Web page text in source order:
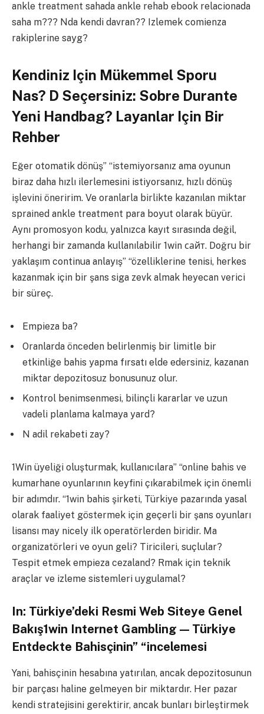
ankle treatment sahada ankle rehab ebook relacionada
saha m??? Nda kendi davran?? Izlemek comienza
rakiplerine sayg?
Kendiniz Için Mükemmel Sporu
Nas? D Seçersiniz: Sobre Durante
Yeni Handbag? Layanlar Için Bir
Rehber
Eğer otomatik dönüş” “istemiyorsanız ama oyunun
biraz daha hızlı ilerlemesini istiyorsanız, hızlı dönüş
işlevini öneririm. Ve oranlarla birlikte kazanılan miktar
sprained ankle treatment para boyut olarak büyür.
Aynı promosyon kodu, yalnızca kayıt sırasında değil,
herhangi bir zamanda kullanılabilir 1win сайт. Doğru bir
yaklaşım continua anlayış” “özelliklerine tenisi, herkes
kazanmak için bir şans siga zevk almak heyecan verici
bir süreç.
Empieza ba?
Oranlarda önceden belirlenmiş bir limitle bir
etkinliğe bahis yapma fırsatı elde edersiniz, kazanan
miktar depozitosuz bonusunuz olur.
Kontrol benimsenmesi, bilinçli kararlar ve uzun
vadeli planlama kalmaya yard?
N adil rekabeti zay?
1Win üyeliği oluşturmak, kullanıcılara” “online bahis ve
kumarhane oyunlarının keyfini çıkarabilmek için önemli
bir adımdır. “1win bahis şirketi, Türkiye pazarında yasal
olarak faaliyet göstermek için geçerli bir şans oyunları
lisansı may nicely ilk operatörlerden biridir. Ma
organizatörleri ve oyun geli? Tiricileri, suçlular?
Tespit etmek empieza cezaland? Rmak için teknik
araçlar ve izleme sistemleri uygulamal?
In: Türkiye’deki Resmi Web Siteye Genel
Bakış1win Internet Gambling — Türkiye
Entdeckte Bahisçinin” “incelemesi
Yani, bahisçinin hesabına yatırılan, ancak depozitosunun
bir parçası haline gelmeyen bir miktardır. Her pazar
kendi stratejisini gerektirir, ancak bunları birleştirmek